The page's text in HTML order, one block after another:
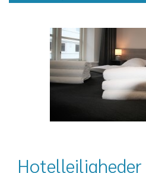
Hotellejligheder